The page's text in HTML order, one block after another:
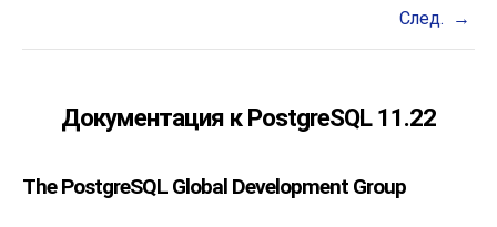
След.
Документация к PostgreSQL 11.22
The PostgreSQL Global Development Group